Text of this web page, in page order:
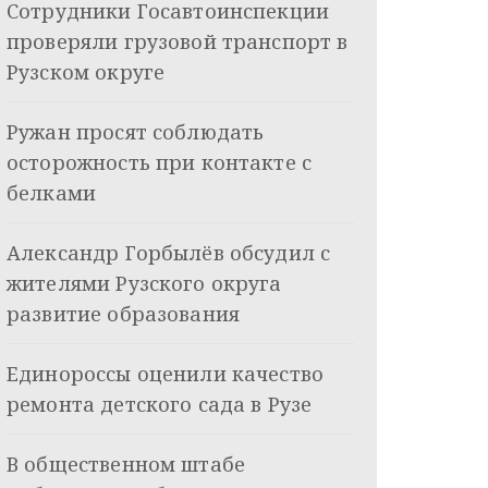
Сотрудники Госавтоинспекции
проверяли грузовой транспорт в
Рузском округе
Ружан просят соблюдать
осторожность при контакте с
белками
Александр Горбылёв обсудил с
жителями Рузского округа
развитие образования
Единороссы оценили качество
ремонта детского сада в Рузе
В общественном штабе